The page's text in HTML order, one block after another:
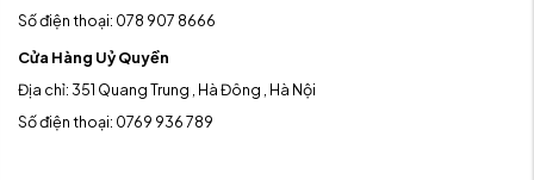
Số điện thoại: 078 907 8666
Cửa Hàng Uỷ Quyền
Địa chỉ: 351 Quang Trung , Hà Đông , Hà Nội
Số điện thoại: 0769 936 789